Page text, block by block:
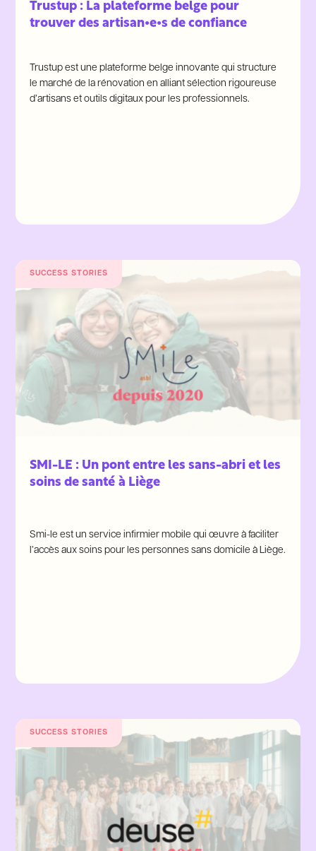
Trustup : La plateforme belge pour
trouver des artisan•e•s de confiance
Trustup est une plateforme belge innovante qui structure
le marché de la rénovation en alliant sélection rigoureuse
d’artisans et outils digitaux pour les professionnels.
SUCCESS STORIES
SMI-LE : Un pont entre les sans-abri et les
soins de santé à Liège
Smi-le est un service infirmier mobile qui œuvre à faciliter
l’accès aux soins pour les personnes sans domicile à Liège.
SUCCESS STORIES